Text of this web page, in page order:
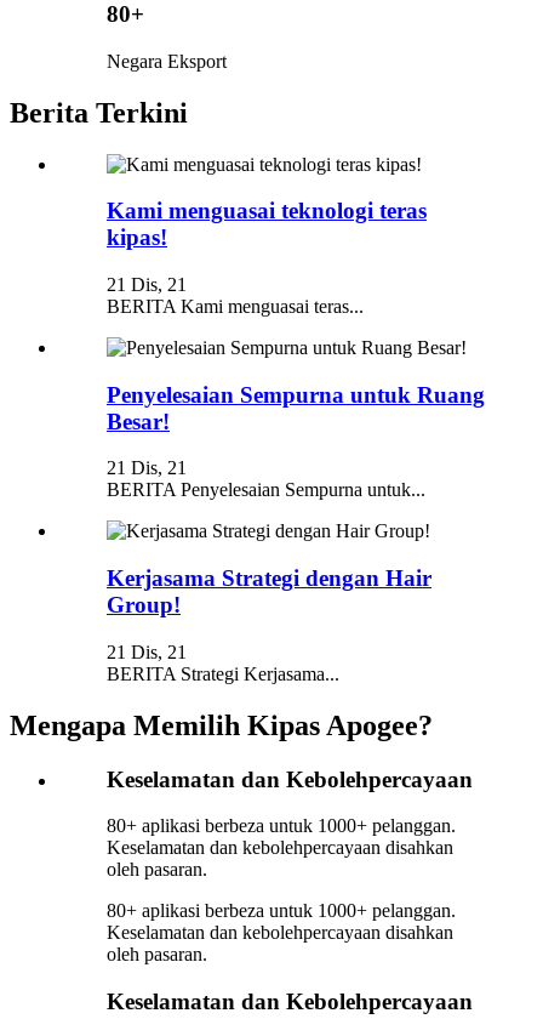
80+
Negara Eksport
Berita Terkini
Kami menguasai teknologi teras
kipas!
21 Dis, 21
BERITA Kami menguasai teras...
Penyelesaian Sempurna untuk Ruang
Besar!
21 Dis, 21
BERITA Penyelesaian Sempurna untuk...
Kerjasama Strategi dengan Hair
Group!
21 Dis, 21
BERITA Strategi Kerjasama...
Mengapa Memilih Kipas Apogee?
Keselamatan dan Kebolehpercayaan
80+ aplikasi berbeza untuk 1000+ pelanggan.
Keselamatan dan kebolehpercayaan disahkan
oleh pasaran.
80+ aplikasi berbeza untuk 1000+ pelanggan.
Keselamatan dan kebolehpercayaan disahkan
oleh pasaran.
Keselamatan dan Kebolehpercayaan